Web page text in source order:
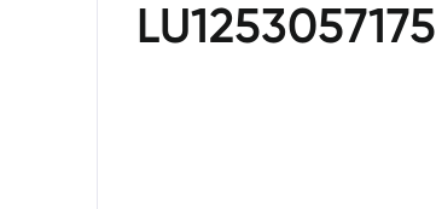
LU1253057175